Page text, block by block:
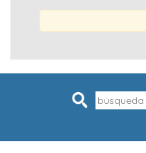
Pesquisar